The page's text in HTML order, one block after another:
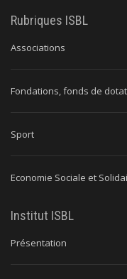
Rubriques ISBL
Associations
Fondations, fonds de
Sport
Economie Sociale et
Institut ISBL
Présentation